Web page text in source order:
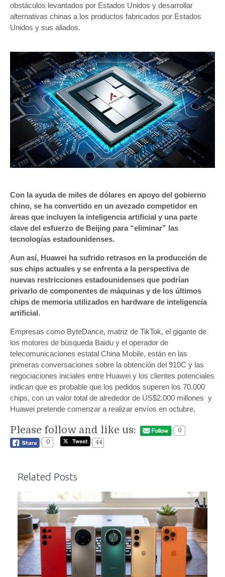
obstáculos levantados por Estados Unidos y desarrollar
alternativas chinas a los productos fabricados por Estados
Unidos y sus aliados.
Con la ayuda de miles de dólares en apoyo del gobierno
chino, se ha convertido en un avezado competidor en
áreas que incluyen la inteligencia artificial y una parte
clave del esfuerzo de Beijing para “eliminar” las
tecnologías estadounidenses.
Aun así, Huawei ha sufrido retrasos en la producción de
sus chips actuales y se enfrenta a la perspectiva de
nuevas restricciones estadounidenses que podrían
privarlo de componentes de máquinas y de los últimos
chips de memoria utilizados en hardware de inteligencia
artificial.
Empresas como ByteDance, matriz de TikTok, el gigante de
los motores de búsqueda Baidu y el operador de
telecomunicaciones estatal China Mobile, están en las
primeras conversaciones sobre la obtención del 910C y las
negociaciones iniciales entre Huawei y los clientes potenciales
indican que es probable que los pedidos superen los 70.000
chips, con un valor total de alrededor de US$2.000 millones y
Huawei pretende comenzar a realizar envíos en octubre,
Please follow and like us:
0
0
44
Related Posts